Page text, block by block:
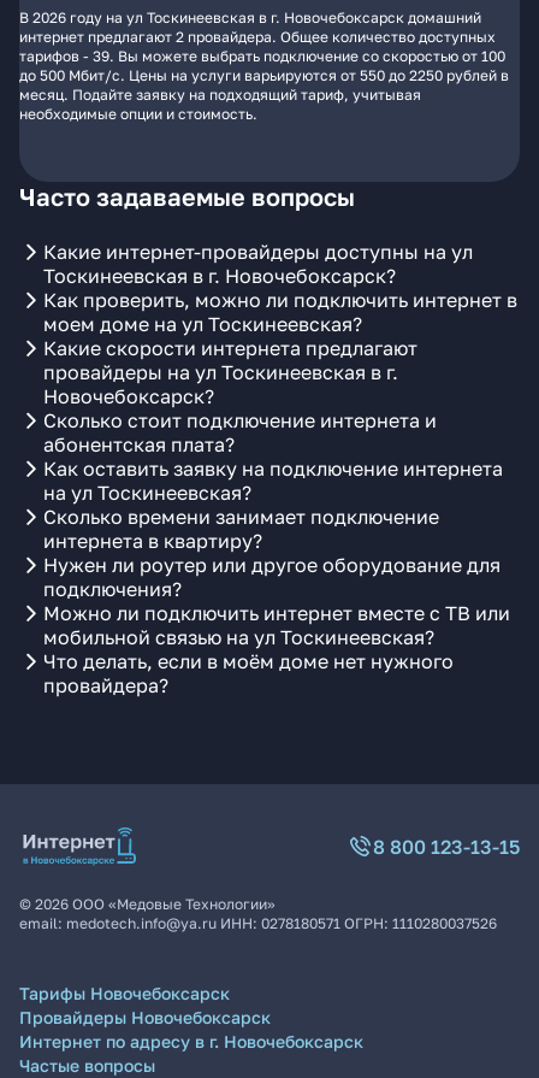
В 2026 году на ул Тоскинеевская в г. Новочебоксарск домашний
интернет предлагают 2 провайдера. Общее количество доступных
тарифов - 39. Вы можете выбрать подключение со скоростью от 100
до 500 Мбит/с. Цены на услуги варьируются от 550 до 2250 рублей в
месяц. Подайте заявку на подходящий тариф, учитывая
необходимые опции и стоимость.
Часто задаваемые вопросы
Какие интернет-провайдеры доступны на ул
Тоскинеевская в г. Новочебоксарск?
Как проверить, можно ли подключить интернет в
моем доме на ул Тоскинеевская?
Какие скорости интернета предлагают
провайдеры на ул Тоскинеевская в г.
Новочебоксарск?
Сколько стоит подключение интернета и
абонентская плата?
Как оставить заявку на подключение интернета
на ул Тоскинеевская?
Сколько времени занимает подключение
интернета в квартиру?
Нужен ли роутер или другое оборудование для
подключения?
Можно ли подключить интернет вместе с ТВ или
мобильной связью на ул Тоскинеевская?
Что делать, если в моём доме нет нужного
провайдера?
8 800 123-13-15
© 2026 ООО «Медовые Технологии»
email: medotech.info@ya.ru ИНН: 0278180571 ОГРН: 1110280037526
Тарифы Новочебоксарск
Провайдеры Новочебоксарск
Интернет по адресу в г. Новочебоксарск
Частые вопросы